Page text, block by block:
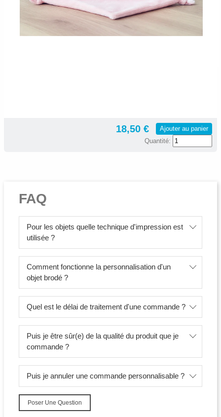
18,50 €
Ajouter au panier
Quantité:
FAQ
Pour les objets quelle technique d'impression est
utilisée ?
Comment fonctionne la personnalisation d'un
objet brodé ?
Quel est le délai de traitement d'une commande ?
Puis je être sûr(e) de la qualité du produit que je
commande ?
Puis je annuler une commande personnalisable ?
Poser Une Question